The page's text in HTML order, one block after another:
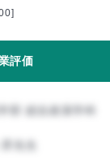
評価
部 総合政策学科